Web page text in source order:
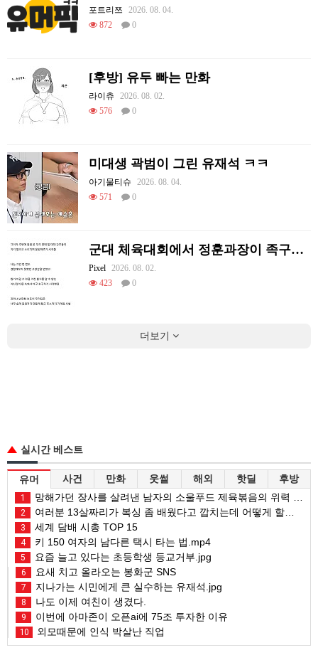
포트리쯔
2026. 08. 04.
872
0
[후방] 유두 빠는 만화
라이츄
2026. 08. 02.
576
0
미대생 곽범이 그린 유재석 ㅋㅋ
아기물티슈
2026. 08. 04.
571
0
군대 체육대회에서 정훈과장이 족구한 썰
Pixel 2026. 08. 02.
423
0
더보기
실시간 베스트
유머 사건 만화 웃썰 해외 핫딜 후방
1 망해가던 장사를 살려낸 남자의 소울푸드 제육볶음의 위력 ㅋㅋ
2 여러분 13살짜리가 복싱 좀 배웠다고 깝치는데 어떻게 할까요?
3 세계 담배 시총 TOP 15
4 키 150 여자의 남다른 택시 타는 법.mp4
5 요즘 늘고 있다는 초등학생 등교거부.jpg
6 요새 치고 올라오는 봉화군 SNS
7 지나가는 시민에게 큰 실수하는 유재석.jpg
8 나도 이제 여친이 생겼다.
9 이번에 아마존이 오픈ai에 75조 투자한 이유
10 외모때문에 인식 박살난 직업